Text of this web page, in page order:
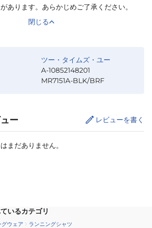
あります。あらかじめご了承ください。
閉じる
ツー・タイムズ・ユー
A-10852148201
MR7151A-BLK/BRF
ー レビューを書く
まだありません。
いるカテゴリ
グウェア ランニングシャツ